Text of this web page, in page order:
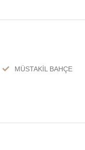
MÜSTAKİL BAHÇE